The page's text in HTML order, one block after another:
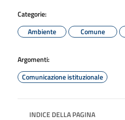
Categorie:
Ambiente
Comune
Argomenti:
Comunicazione istituzionale
INDICE DELLA PAGINA